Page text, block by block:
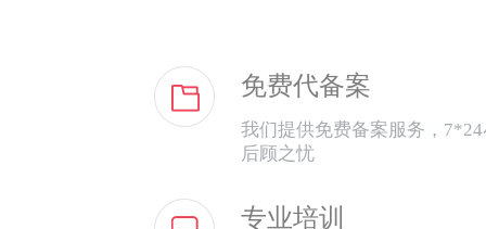
免费代备案
我们提供免费备案服务，
后顾之忧
专业培训